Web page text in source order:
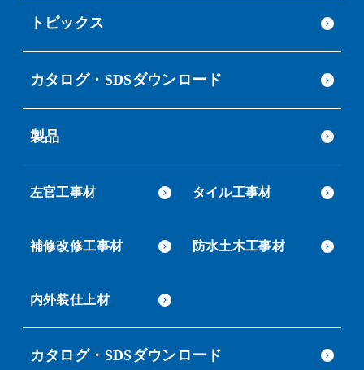
トピックス
カタログ・SDSダウンロード
製品
左官工事材 タイル工事材
補修改修工事材 防水土木工事材
内外装仕上材
カタログ・SDSダウンロード